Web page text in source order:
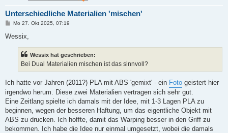
Unterschiedliche Materialien 'mischen'
B
i
Mo 27. Okt 2025, 07:19
Wessix,
Wessix hat geschrieben:
Bei Dual Materialien mischen ist das sinnvoll?
Ich hatte vor Jahren (2011?) PLA mit ABS 'gemixt' - ein Foto geistert hier
irgendwo herum. Diese zwei Materialien vertragen sich sehr gut.
Eine Zeitlang spielte ich damals mit der Idee, mit 1-3 Lagen PLA zu
beginnen, wegen der besseren Haftung, um das eigentliche Objekt mit
ABS zu drucken. Ich hoffte, damit das Warping besser in den Griff zu
bekommen. Ich habe die Idee nur einmal umgesetzt, wobei die damals